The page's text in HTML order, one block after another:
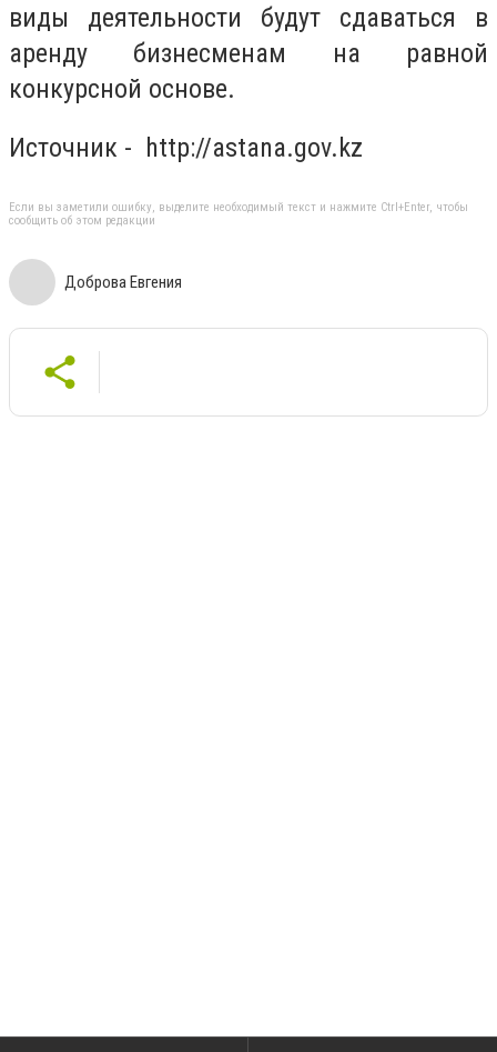
виды деятельности будут сдаваться в
аренду бизнесменам на равной
конкурсной основе.
Источник - http://astana.gov.kz
Если вы заметили ошибку, выделите необходимый текст и нажмите Ctrl+Enter, чтобы
сообщить об этом редакции
Доброва Евгения